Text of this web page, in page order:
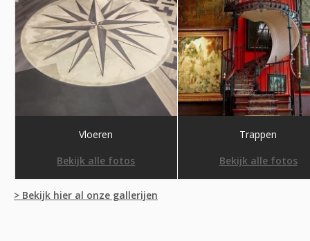
Vloeren
Bekijk alle fotos
Trappen
Bekijk alle fotos
> Bekijk hier al onze gallerijen